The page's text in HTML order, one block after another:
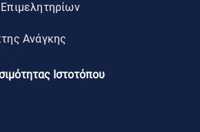
Ανάγκης
Ιστοτόπου